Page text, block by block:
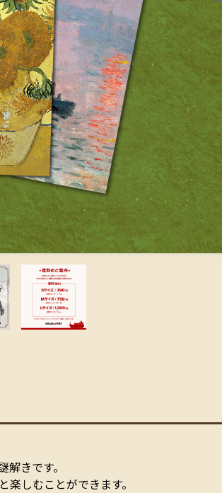
きです。
しむことができます。